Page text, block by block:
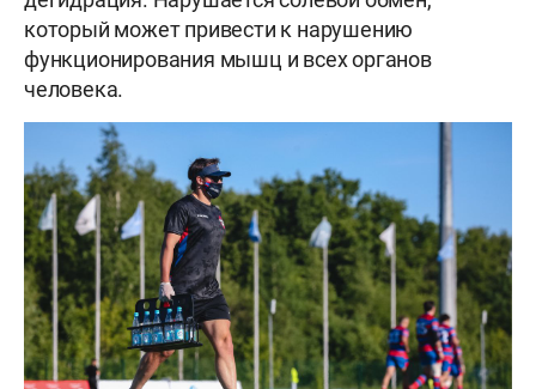
который может привести к нарушению
функционирования мышц и всех органов
человека.